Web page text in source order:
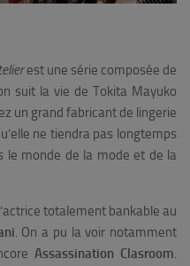
est une série composée de
suit la vie de Tokita Mayuko
un grand fabricant de lingerie
ne tiendra pas longtemps
le monde de la mode et de la
totalement bankable au
. On a pu la voir notamment
Assassination Clasroom.